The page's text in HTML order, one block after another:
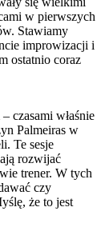
w pierwszych
Stawiamy
improwizacji i
ostatnio coraz
czasami właśnie
Palmeiras w
Te sesje
rozwijać
trener. W tych
czy
że to jest